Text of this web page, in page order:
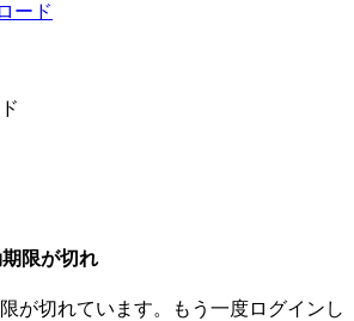
ード
限が切れ
が切れています。もう一度ログインし